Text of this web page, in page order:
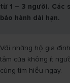
từ 1 – 3 người. Các
bảo hành dài hạn.
Với những hộ gia
tâm của không ít
cùng tìm hiểu ngay.